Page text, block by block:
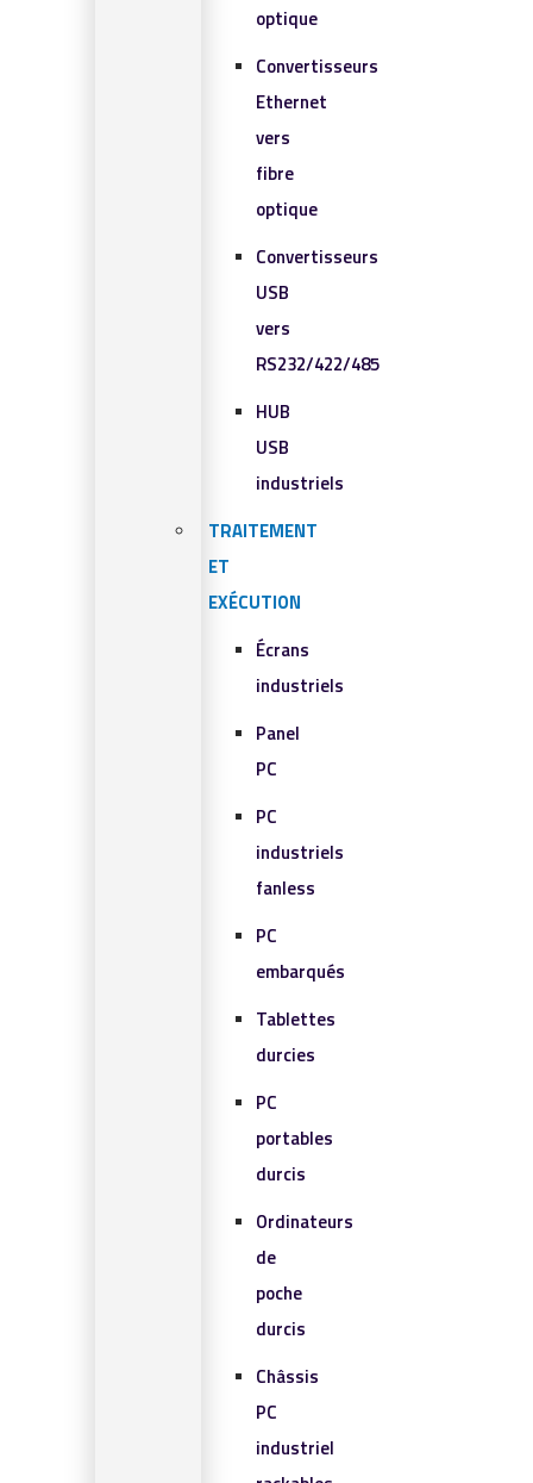
optique
Convertisseurs
Ethernet
vers
fibre
optique
Convertisseurs
USB
vers
RS232/422/485
HUB
USB
industriels
TRAITEMENT
ET
EXÉCUTION
Écrans
industriels
Panel
PC
PC
industriels
fanless
PC
embarqués
Tablettes
durcies
PC
portables
durcis
Ordinateurs
de
poche
durcis
Châssis
PC
industriel